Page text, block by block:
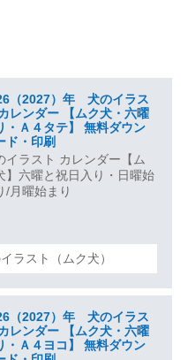
（2027）年 犬のイラス
レンダー 【ムク犬・六曜
・Ａ４タテ】 無料ダウン
ド・印刷
イラスト カレンダー【ム
】六曜と祝日入り・日曜始
/月曜始まり
ラスト（ムク犬）
（2027）年 犬のイラス
レンダー 【ムク犬・六曜
・Ａ４ヨコ】 無料ダウン